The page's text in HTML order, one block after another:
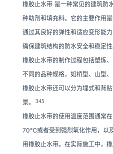
橡胶止水带 是一种常见的建筑防
种助剂和填充料。它的主要作用
通过其良好的弹性和适应变形能
确保建筑结构的防水安全和稳定性
橡胶止水带的制作过程包括塑炼
不同的品种规格，如桥型、山型
橡胶止水带还可以分为埋式和背
景。
345
橡胶止水带的使用温度范围通
70℃或者受到强烈氧化作用，以
用橡胶止水带。在实际施工中，